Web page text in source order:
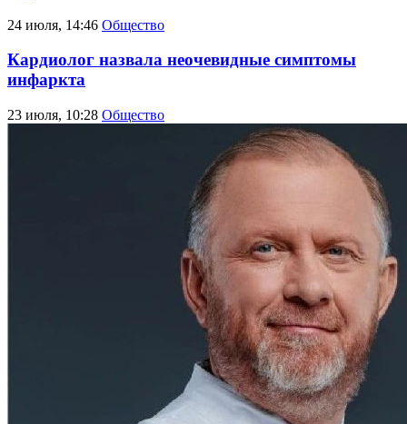
24 июля, 14:46 Общество
Кардиолог назвала неочевидные симптомы
инфаркта
23 июля, 10:28 Общество